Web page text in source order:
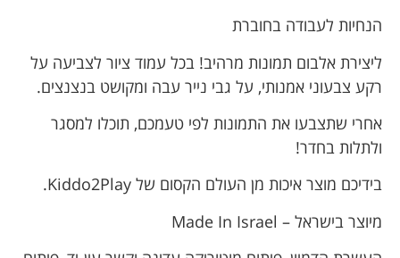
הנחיות לעבודה בחוברת
ליצירת אלבום תמונות מרהיב! בכל עמוד ציור לצביעה על
רקע צבעוני אמנותי, על גבי נייר עבה ומקושט בנצנצים.
אחרי שתצבעו את התמונות לפי טעמכם, תוכלו למסגר
ולתלות בחדר!
בידיכם מוצר איכות מן העולם הקסום של Kiddo2Play.
מיוצר בישראל – Made In Israel